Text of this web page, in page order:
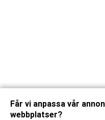
Får vi anpassa vår
webbplatser?